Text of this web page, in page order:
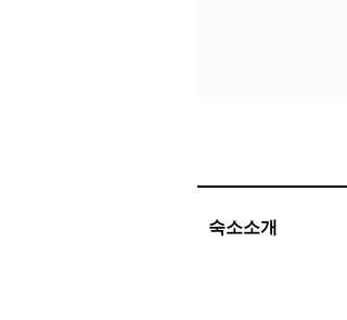
숙소소개